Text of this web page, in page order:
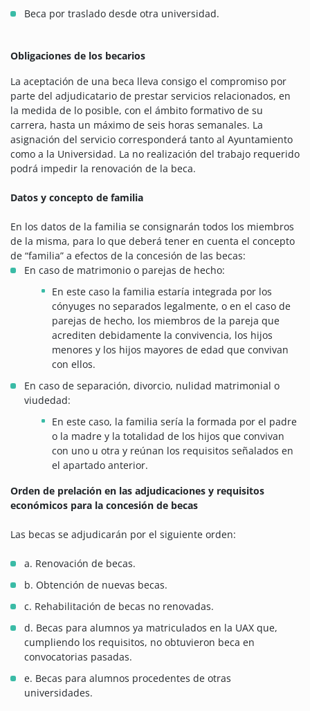
Beca por traslado desde otra universidad.
Obligaciones de los becarios
La aceptación de una beca lleva consigo el compromiso por
parte del adjudicatario de prestar servicios relacionados, en
la medida de lo posible, con el ámbito formativo de su
carrera, hasta un máximo de seis horas semanales. La
asignación del servicio corresponderá tanto al Ayuntamiento
como a la Universidad. La no realización del trabajo requerido
podrá impedir la renovación de la beca.
Datos y concepto de familia
En los datos de la familia se consignarán todos los miembros
de la misma, para lo que deberá tener en cuenta el concepto
de “familia” a efectos de la concesión de las becas:
En caso de matrimonio o parejas de hecho:
En este caso la familia estaría integrada por los
cónyuges no separados legalmente, o en el caso de
parejas de hecho, los miembros de la pareja que
acrediten debidamente la convivencia, los hijos
menores y los hijos mayores de edad que convivan
con ellos.
En caso de separación, divorcio, nulidad matrimonial o
viudedad:
En este caso, la familia sería la formada por el padre
o la madre y la totalidad de los hijos que convivan
con uno u otra y reúnan los requisitos señalados en
el apartado anterior.
Orden de prelación en las adjudicaciones y requisitos
económicos para la concesión de becas
Las becas se adjudicarán por el siguiente orden:
a. Renovación de becas.
b. Obtención de nuevas becas.
c. Rehabilitación de becas no renovadas.
d. Becas para alumnos ya matriculados en la UAX que,
cumpliendo los requisitos, no obtuvieron beca en
convocatorias pasadas.
e. Becas para alumnos procedentes de otras
universidades.